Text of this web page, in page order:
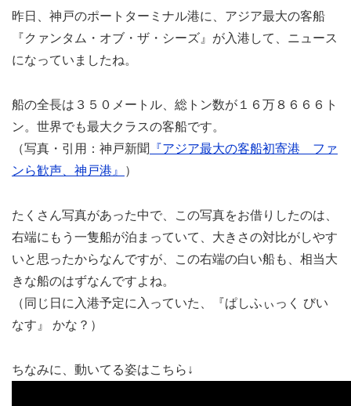
昨日、神戸のポートターミナル港に、アジア最大の客船
『クァンタム・オブ・ザ・シーズ』が入港して、ニュース
になっていましたね。
船の全長は３５０メートル、総トン数が１６万８６６６ト
ン。世界でも最大クラスの客船です。
（写真・引用：神戸新聞
『アジア最大の客船初寄港 ファ
ンら歓声、神戸港』
）
たくさん写真があった中で、この写真をお借りしたのは、
右端にもう一隻船が泊まっていて、大きさの対比がしやす
いと思ったからなんですが、この右端の白い船も、相当大
きな船のはずなんですよね。
（同じ日に入港予定に入っていた、『ぱしふぃっく びい
なす』 かな？）
ちなみに、動いてる姿はこちら↓